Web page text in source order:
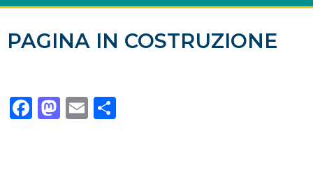
PAGINA IN COSTRUZIONE
Facebook
Mastodon
Email